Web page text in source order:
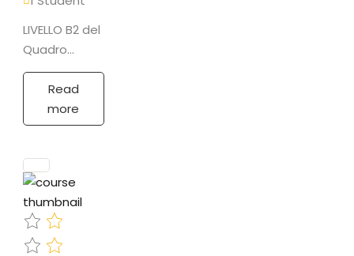
LIVELLO B2 del
Quadro
comune
europeo di
riferimento
(QCER)
Grammar
Section•
Question
tags•
Present
Read
more